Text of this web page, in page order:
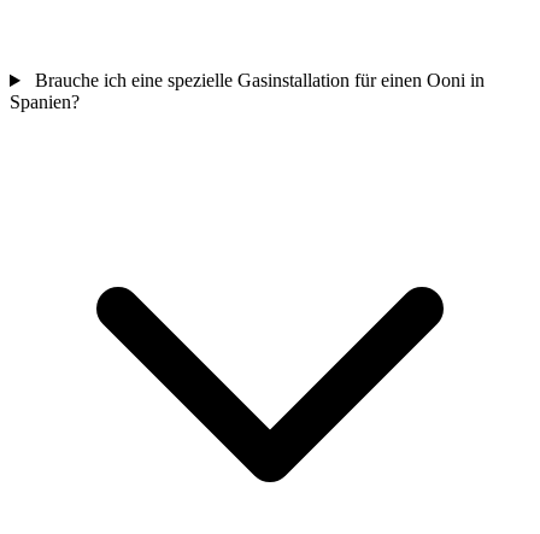
Brauche ich eine spezielle Gasinstallation für einen Ooni in
Spanien?